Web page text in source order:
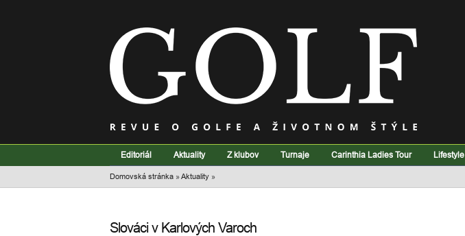
Editoriál Aktuality Z klubov Turnaje Carinthia Ladies Tour Lifestyle
Domovská stránka »Aktuality »
Slováci v Karlových Varoch